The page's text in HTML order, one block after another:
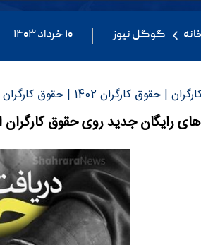
گوگل نیوز ۱۰ خرداد ۱۴۰۳
حقوق کارگران 1402 | حقوق کارگران 1403
رایگان جدید روی حقوق